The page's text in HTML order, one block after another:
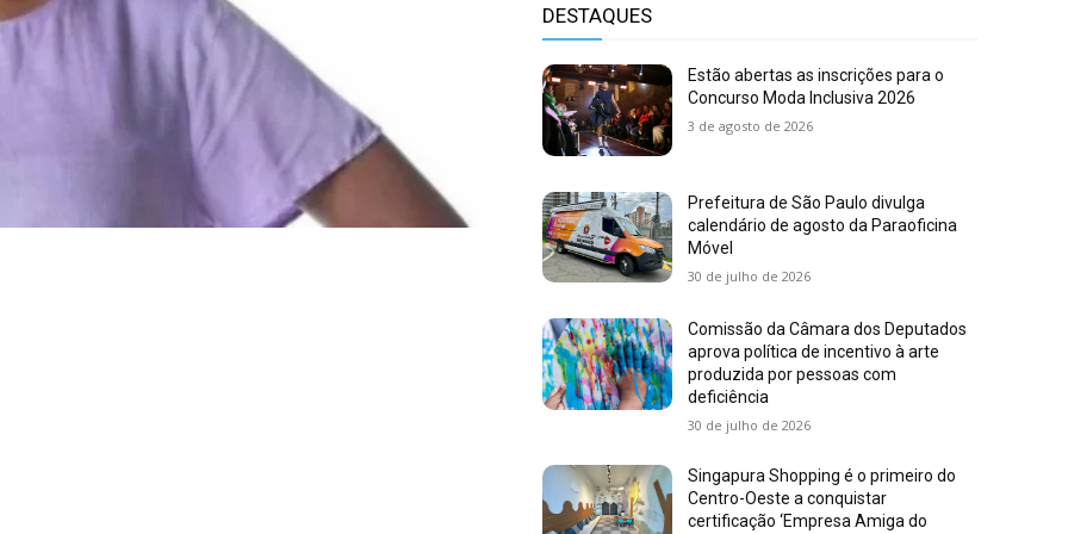
DESTAQUES
Estão abertas as inscrições para o
Concurso Moda Inclusiva 2026
3 de agosto de 2026
Prefeitura de São Paulo divulga
calendário de agosto da Paraoficina
Móvel
30 de julho de 2026
Comissão da Câmara dos Deputados
aprova política de incentivo à arte
produzida por pessoas com
deficiência
30 de julho de 2026
Singapura Shopping é o primeiro do
Centro-Oeste a conquistar
certificação ‘Empresa Amiga do